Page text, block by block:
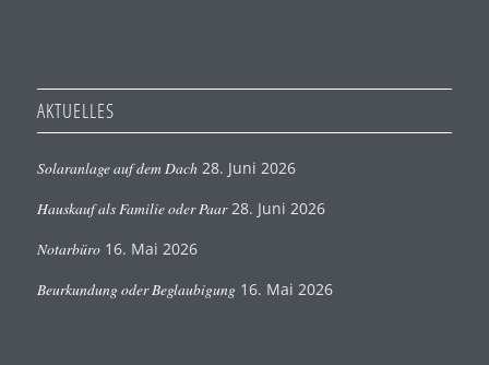
AKTUELLES
Solaranlage auf dem Dach 28. Juni 2026
Hauskauf als Familie oder Paar 28. Juni 2026
Notarbüro 16. Mai 2026
Beurkundung oder Beglaubigung 16. Mai 2026